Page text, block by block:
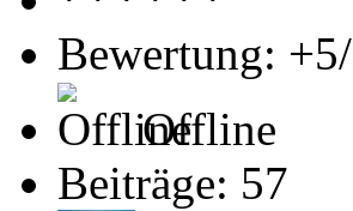
Bewertung:
Offline
Beiträge: 57